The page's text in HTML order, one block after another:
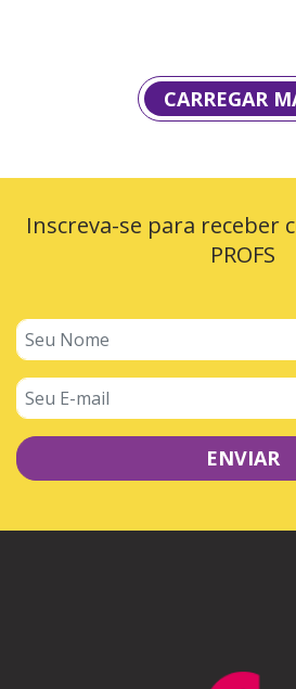
CARREGAR
Inscreva-se para receber
PROFS